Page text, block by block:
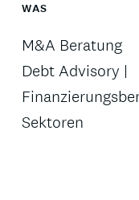
WAS
M&A Beratung
Debt Advisory |
Sektoren